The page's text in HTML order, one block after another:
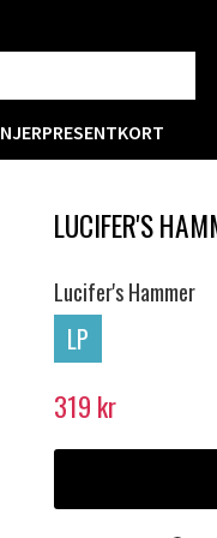
PRESENTKORT
LUCIFER'S
Lucifer's Hammer
LP
319 kr